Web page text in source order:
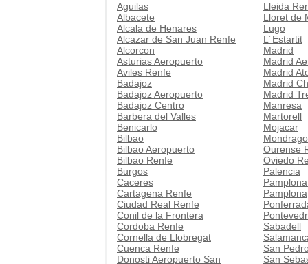
Aguilas
Albacete
Alcala de Henares
Alcazar de San Juan Renfe
Alcorcon
Asturias Aeropuerto
Aviles Renfe
Badajoz
Badajoz Aeropuerto
Badajoz Centro
Barbera del Valles
Benicarlo
Bilbao
Bilbao Aeropuerto
Bilbao Renfe
Burgos
Caceres
Cartagena Renfe
Ciudad Real Renfe
Conil de la Frontera
Cordoba Renfe
Cornella de Llobregat
Cuenca Renfe
Donosti Aeropuerto San
Lleida
Lloret de
Lugo
L´Estartit
Madrid
Madrid
Madrid
Madrid
Madrid
Manresa
Martorell
Mojacar
Ourense
Oviedo
Palencia
Pamplona
Sabadell
San
San